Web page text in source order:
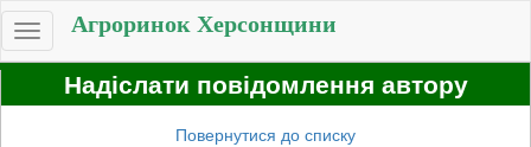
Toggle
navigation
Агроринок Херсонщини
Надіслати повідомлення автору
Повернутися до списку